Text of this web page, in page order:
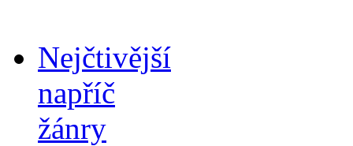
Nejčtivější
napříč
žánry